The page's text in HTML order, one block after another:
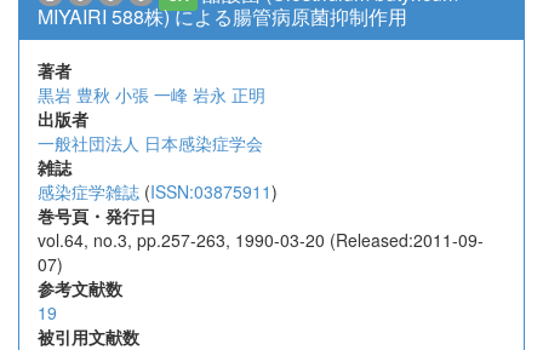
MIYAIRI 588株) による腸管病原菌抑制作用
著者
黒岩 豊秋 小張 一峰 岩永 正明
出版者
一般社団法人 日本感染症学会
雑誌
感染症学雑誌 (ISSN:03875911)
巻号頁・発行日
vol.64, no.3, pp.257-263, 1990-03-20 (Released:2011-09-
07)
参考文献数
19
被引用文献数